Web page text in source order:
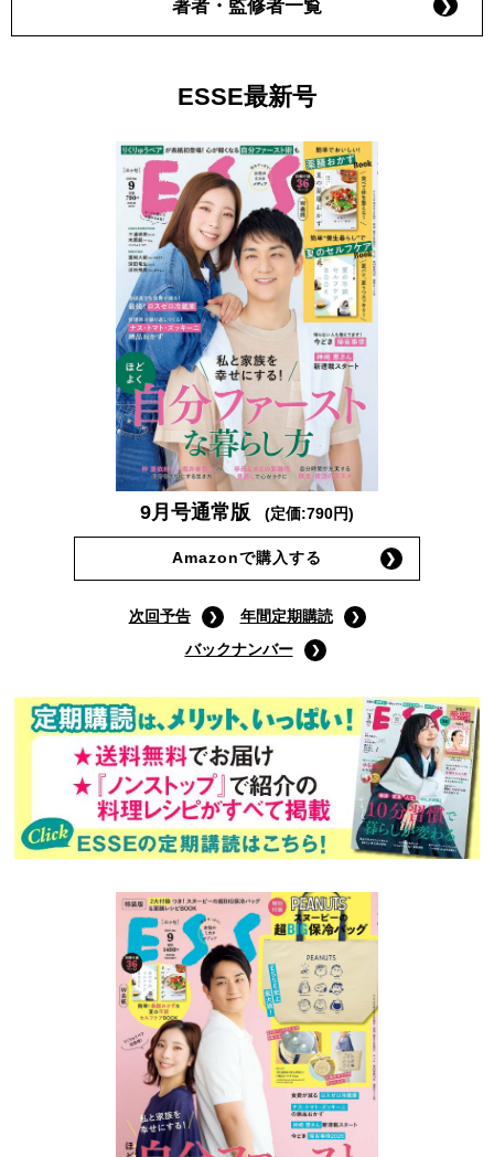
著者・監修者一覧
ESSE最新号
9月号通常版 (定価:790円)
Amazonで購入する
次回予告
年間定期購読
バックナンバー